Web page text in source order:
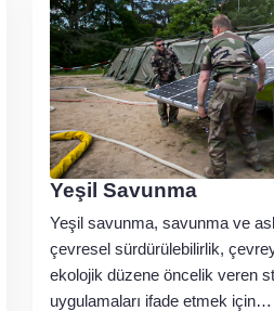
Yeşil Savunma
Yeşil savunma, savunma ve
çevresel sürdürülebilirlik,
ekolojik düzene öncelik veren
uygulamaları ifade etmek için…